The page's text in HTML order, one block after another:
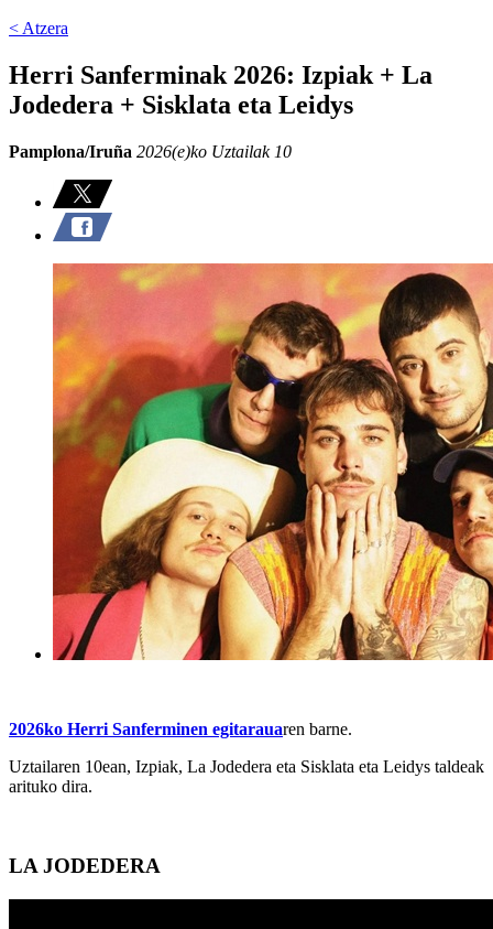
< Atzera
Herri Sanferminak 2026: Izpiak + La
Jodedera + Sisklata eta Leidys
Pamplona/Iruña 2026(e)ko Uztailak 10
2026ko Herri Sanferminen egitarauaren barne.
Uztailaren 10ean, Izpiak, La Jodedera eta Sisklata eta Leidys taldeak
arituko dira.
LA JODEDERA